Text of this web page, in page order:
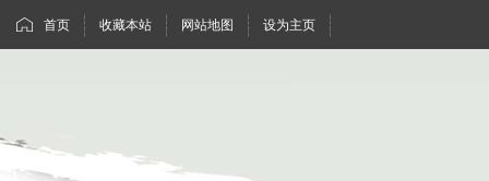
首页 收藏本站 网站地图 设为主页